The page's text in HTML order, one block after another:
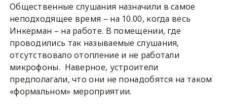
Общественные слушания назначили в самое
неподходящее время – на 10.00, когда весь
Инкерман – на работе. В помещении, где
проводились так называемые слушания,
отсутствовало отопление и не работали
микрофоны. Наверное, устроители
предполагали, что они не понадобятся на таком
«формальном» мероприятии.